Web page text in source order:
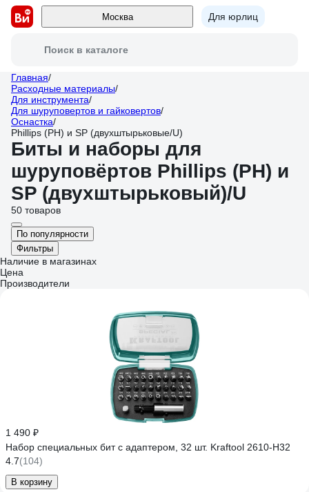
Москва Для юрлиц
Поиск в каталоге
Главная/
Расходные материалы/
Для инструмента/
Для шуруповертов и гайковертов/
Оснастка/
Phillips (PH) и SP (двухштырьковые/U)
Биты и наборы для
шуруповёртов Phillips (PH) и
SP (двухштырьковый)/U
50 товаров
По популярности
Фильтры
Наличие в магазинах
Цена
Производители
1 490 ₽
Набор специальных бит с адаптером, 32 шт. Kraftool 2610-H32
4.7(104)
В корзину